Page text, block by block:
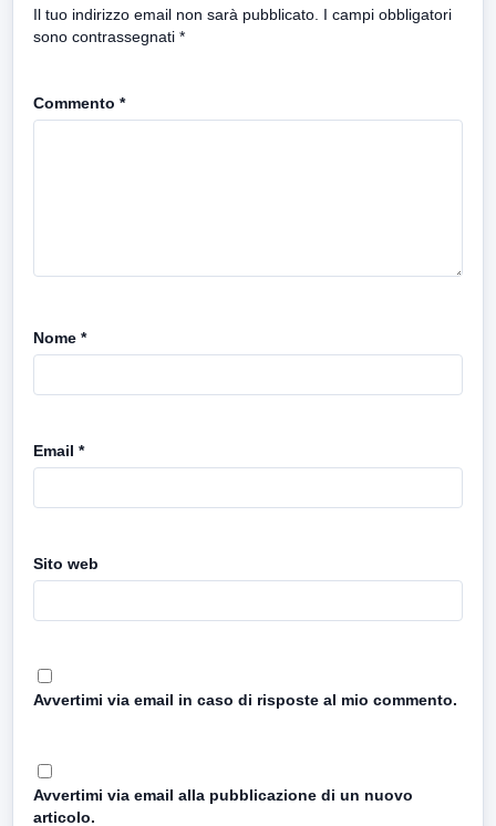
Il tuo indirizzo email non sarà pubblicato. I campi obbligatori
sono contrassegnati *
Commento *
Nome *
Email *
Sito web
Avvertimi via email in caso di risposte al mio commento.
Avvertimi via email alla pubblicazione di un nuovo
articolo.